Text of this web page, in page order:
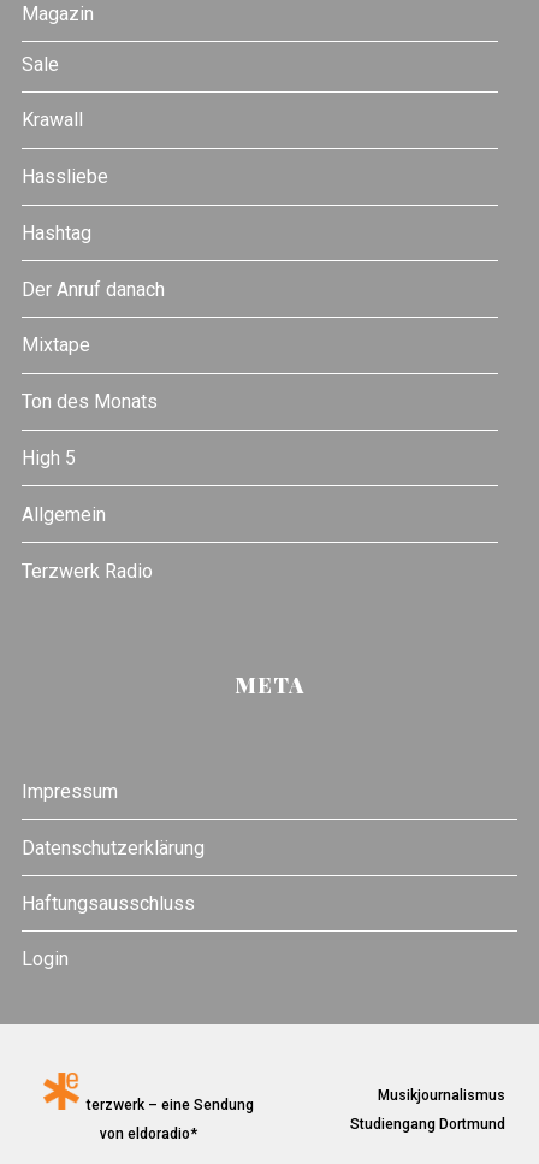
Magazin
Sale
Krawall
Hassliebe
Hashtag
Der Anruf danach
Mixtape
Ton des Monats
High 5
Allgemein
Terzwerk Radio
META
Impressum
Datenschutzerklärung
Haftungsausschluss
Login
terzwerk – eine Sendung
von eldoradio*
Musikjournalismus
Studiengang Dortmund